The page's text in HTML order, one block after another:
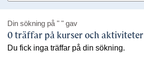
Din sökning på " " gav
0 träffar på kurser och aktiviteter
Du fick inga träffar på din sökning.